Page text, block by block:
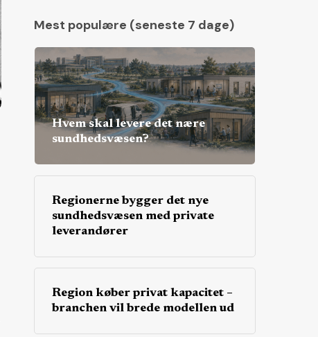
Mest populære (seneste 7 dage)
Hvem skal levere det nære
sundhedsvæsen?
Regionerne bygger det nye
sundhedsvæsen med private
leverandører
Region køber privat kapacitet –
branchen vil brede modellen ud